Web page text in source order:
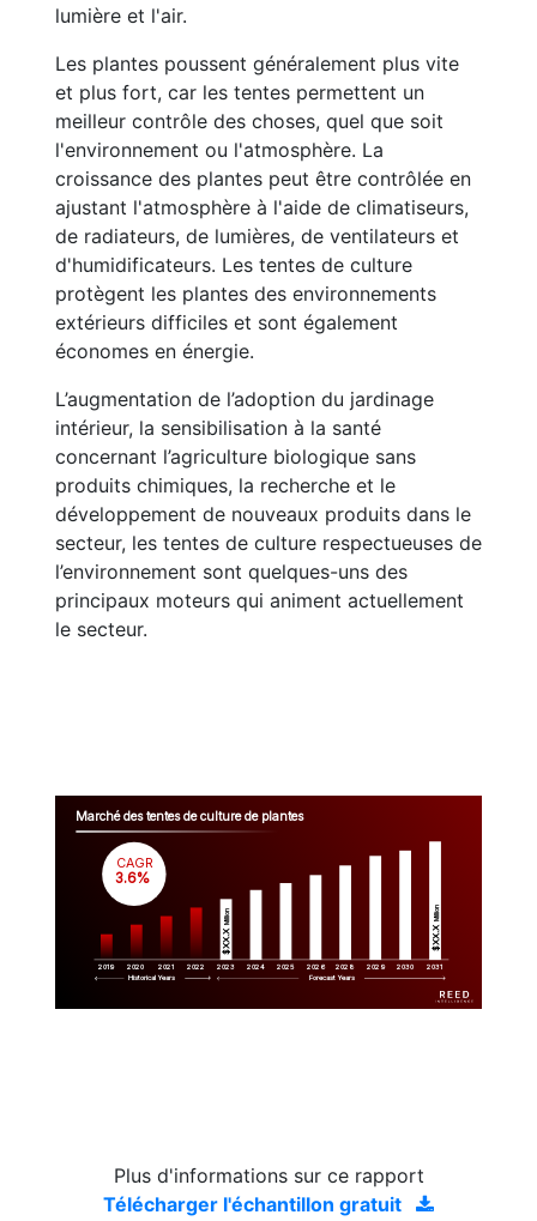
lumière et l'air.
Les plantes poussent généralement plus vite
et plus fort, car les tentes permettent un
meilleur contrôle des choses, quel que soit
l'environnement ou l'atmosphère. La
croissance des plantes peut être contrôlée en
ajustant l'atmosphère à l'aide de climatiseurs,
de radiateurs, de lumières, de ventilateurs et
d'humidificateurs. Les tentes de culture
protègent les plantes des environnements
extérieurs difficiles et sont également
économes en énergie.
L’augmentation de l’adoption du jardinage
intérieur, la sensibilisation à la santé
concernant l’agriculture biologique sans
produits chimiques, la recherche et le
développement de nouveaux produits dans le
secteur, les tentes de culture respectueuses de
l’environnement sont quelques-uns des
principaux moteurs qui animent actuellement
le secteur.
Marché des tentes de culture de plantes
2019 2020 2021 2022 2023 2024 2025 2026 2028 2029 2030 2031
$XX.X
Million
$XX.X
Million
CAGR
3.6%
Historical Years Forecast Years
Plus d'informations sur ce rapport
Télécharger l'échantillon gratuit